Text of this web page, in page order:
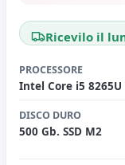
Ricevilo il
PROCESSORE
Intel Core i5 8265U
DISCO DURO
500 Gb. SSD M2